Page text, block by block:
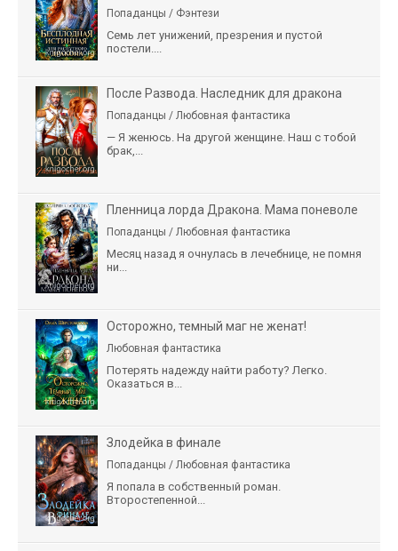
Попаданцы / Фэнтези
Семь лет унижений, презрения и пустой
постели....
После Развода. Наследник для дракона
Попаданцы / Любовная фантастика
— Я женюсь. На другой женщине. Наш с тобой
брак,...
Пленница лорда Дракона. Мама поневоле
Попаданцы / Любовная фантастика
Месяц назад я очнулась в лечебнице, не помня
ни...
Осторожно, темный маг не женат!
Любовная фантастика
Потерять надежду найти работу? Легко.
Оказаться в...
Злодейка в финале
Попаданцы / Любовная фантастика
Я попала в собственный роман.
Второстепенной...